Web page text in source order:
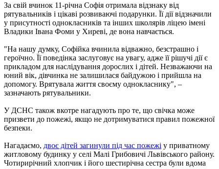
За свій вчинок 11-річна Софія отримала відзнаку від
рятувальників і цікаві розвиваючі подарунки. Її дії відзначили
у присутності однокласників та інших школярів ліцею імені
Владики Івана Фоми у Хиреві, де вона навчається.
"На нашу думку, Софійка вчинила відважно, безстрашно і
героїчно. Її поведінка заслуговує на увагу, адже її рішучі дії є
прикладом для наслідування дорослих і дітей. Незважаючи на
юний вік, дівчинка не залишилася байдужою і прийшла на
допомогу. Врятувала життя своєму однокласнику", –
зазначають рятувальники.
У ДСНС також вкотре нагадують про те, що свічка може
призвети до пожежі, якщо не дотримуватися правил пожежної
безпеки.
Нагадаємо, двоє дітей загинули під час пожежі у приватному
житловому будинку у селі Малі Грибовичі Львівського району.
Чотирирічний хлопчик і його шестирічна сестра були вдома